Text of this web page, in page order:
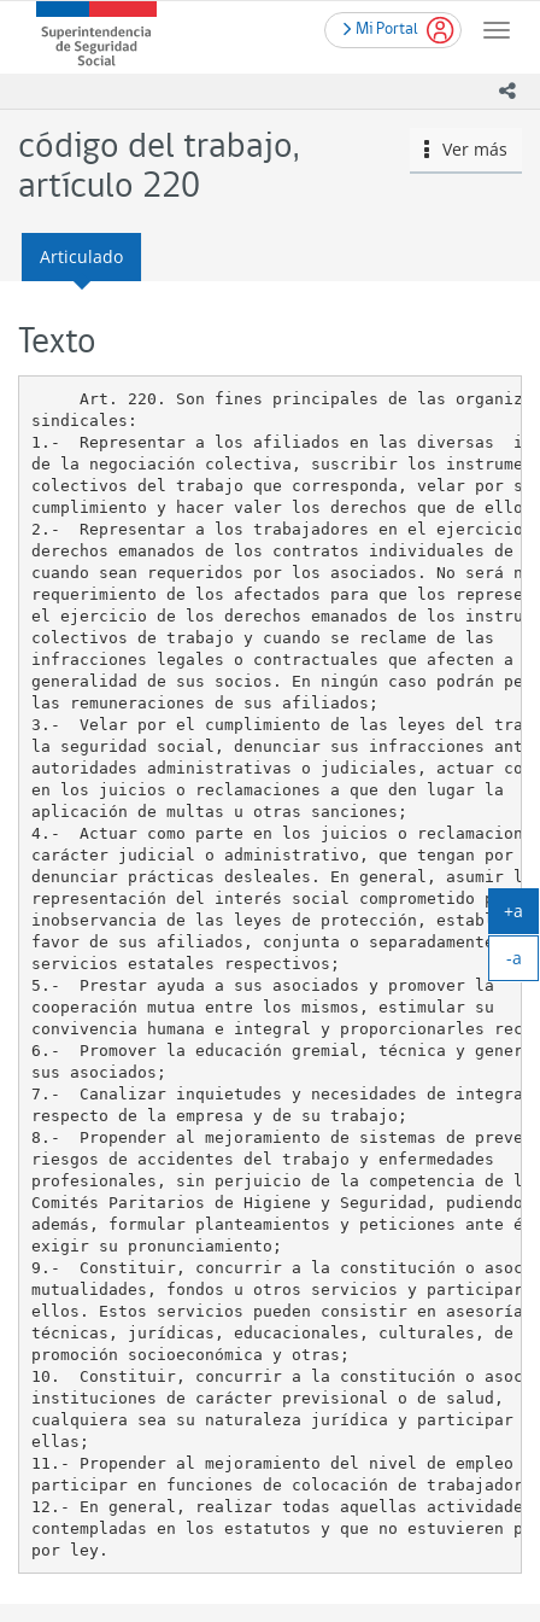
principal
Mi Portal
Toggle
Superintendencia
de
(SUSESO)
-
Gobierno
de
icono
Ver más
código del trabajo,
artículo 220
Articulado
Texto
Art. 220. Son fines principales de las
sindicales:
1.-  Representar a los afiliados en las diversas
de la negociación colectiva, suscribir los
colectivos del trabajo que corresponda, velar
cumplimiento y hacer valer los derechos que de ellos
2.-  Representar a los trabajadores en el ejercicio
derechos emanados de los contratos individuales de
cuando sean requeridos por los asociados. No será
requerimiento de los afectados para que los
el ejercicio de los derechos emanados de los
colectivos de trabajo y cuando se reclame de las
infracciones legales o contractuales que afecten a
generalidad de sus socios. En ningún caso podrán
las remuneraciones de sus afiliados;
3.-  Velar por el cumplimiento de las leyes del
la seguridad social, denunciar sus infracciones ante
autoridades administrativas o judiciales, actuar
en los juicios o reclamaciones a que den lugar la
aplicación de multas u otras sanciones;
4.-  Actuar como parte en los juicios o
carácter judicial o administrativo, que tengan por
denunciar prácticas desleales. En general, asumir la
representación del interés social comprometido por
inobservancia de las leyes de protección,
favor de sus afiliados, conjunta o separadamente de
servicios estatales respectivos;
5.-  Prestar ayuda a sus asociados y promover la
cooperación mutua entre los mismos, estimular su
convivencia humana e integral y proporcionarles
6.-  Promover la educación gremial, técnica y
sus asociados;
7.-  Canalizar inquietudes y necesidades de
respecto de la empresa y de su trabajo;
8.-  Propender al mejoramiento de sistemas de
riesgos de accidentes del trabajo y enfermedades
profesionales, sin perjuicio de la competencia de
Comités Paritarios de Higiene y Seguridad, pudiendo
además, formular planteamientos y peticiones ante
exigir su pronunciamiento;
9.-  Constituir, concurrir a la constitución o
mutualidades, fondos u otros servicios y participar
ellos. Estos servicios pueden consistir en asesorías
técnicas, jurídicas, educacionales, culturales, de
promoción socioeconómica y otras;
10.  Constituir, concurrir a la constitución o
instituciones de carácter previsional o de salud,
cualquiera sea su naturaleza jurídica y participar
ellas;
11.- Propender al mejoramiento del nivel de empleo y
participar en funciones de colocación de
12.- En general, realizar todas aquellas actividades
contempladas en los estatutos y que no estuvieren
+a
-a